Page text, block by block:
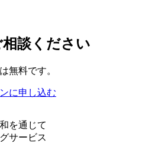
談ください
無料です。
に申し込む
を通じて
サービス